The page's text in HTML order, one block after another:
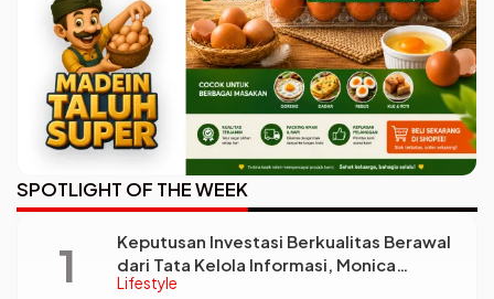
SPOTLIGHT OF THE WEEK
Lifestyle
Keputusan Investasi Berkualitas Berawal
dari Tata Kelola Informasi, Monica
Triyadi: Bukan Sekadar Analisis